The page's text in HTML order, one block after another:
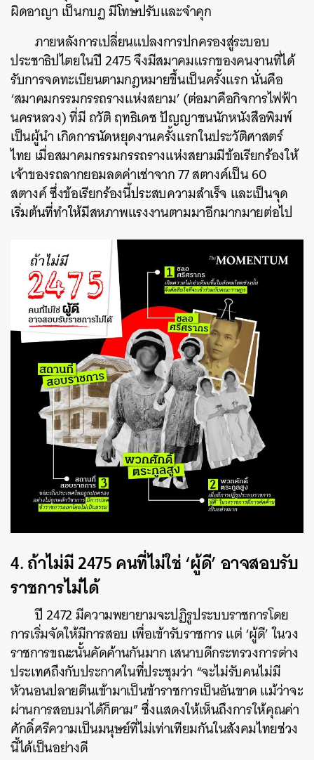
ผิดอาญา เป็นกบฏ มีโทษปรับและจำคุก
ภายหลังการเปลี่ยนแปลงการปกครองสู่ระบอบ
ประชาธิปไตยในปี 2475 จึงมีสมาคมแรกของคนงานที่ได้
รับการจดทะเบียนตามกฎหมายขึ้นเป็นครั้งแรก นั่นคือ
‘สมาคมกรรมกรรถรางแห่งสยาม’ (ต่อมาคือกิจการไฟฟ้า
นครหลวง) ที่มี ถวัติ ฤทธิเดช ปัญญาชนนักหนังสือพิมพ์
เป็นผู้นำ เกิดการนัดหยุดงานครั้งแรกในประวัติศาสตร์
ไทย เมื่อสมาคมกรรมกรรถรางแห่งสยามมีข้อเรียกร้องให้
เจ้าของรถลากยอมลดค่าเช่าจาก 77 สตางค์เป็น 60
สตางค์ ซึ่งข้อเรียกร้องนี้ประสบความสำเร็จ และเป็นจุด
เริ่มต้นที่ทำให้มีสหภาพแรงงานตามมาอีกมากมายต่อไป
4. ถ้าไม่มี 2475 คนที่ไม่ใช่ ‘ผู้ดี’ อาจสอบรับ
ราชการไม่ได้
ปี 2472 มีความพยายามจะปฏิรูประบบราชการโดย
การเริ่มจัดให้มีการสอบ เพื่อเข้ารับราชการ แต่ ‘ผู้ดี’ ในวง
ราชการขณะนั้นคัดค้านกันมาก เสนาบดีกระทรวงการต่าง
ประเทศถึงกับประกาศในที่ประชุมว่า “จะไม่รับคนไม่มี
หัวนอนปลายตีนเข้ามาเป็นข้าราชการเป็นอันขาด แม้ว่าจะ
ผ่านการสอบมาได้ก็ตาม” ซึ่งแสดงให้เห็นถึงการให้คุณค่า
ศักดิ์ศรีความเป็นมนุษย์ที่ไม่เท่าเทียมกันในสังคมไทยช่วง
นี้ได้เป็นอย่างดี
ค้นหา
SHARE TWEET LINE EMAIL